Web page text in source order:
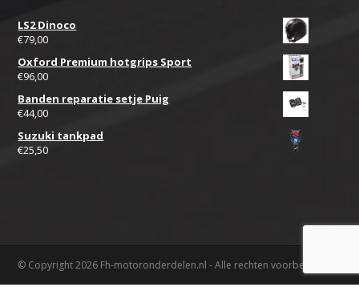
LS2 Dinoco
€79,00
Oxford Premium hotgrips Sport
€96,00
Banden reparatie setje Puig
€44,00
Suzuki tankpad
€25,50
© Copyright 2026 Fh-motoronderdelen.nl - Alle rechten voorbehouden.